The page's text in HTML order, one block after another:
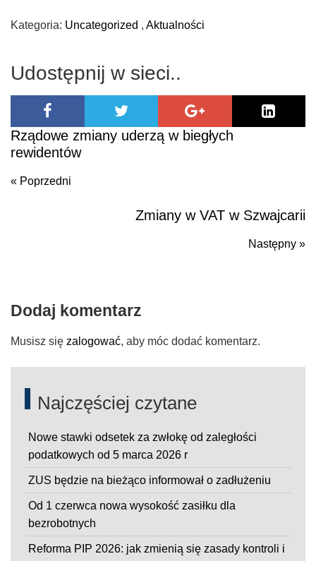
Kategoria: Uncategorized , Aktualności
Udostępnij w sieci..
Rządowe zmiany uderzą w biegłych
rewidentów
« Poprzedni
Zmiany w VAT w Szwajcarii
Następny »
Dodaj komentarz
Musisz się zalogować, aby móc dodać komentarz.
Najczęściej czytane
Nowe stawki odsetek za zwłokę od zaległości
podatkowych od 5 marca 2026 r
ZUS będzie na bieżąco informował o zadłużeniu
Od 1 czerwca nowa wysokość zasiłku dla
bezrobotnych
Reforma PIP 2026: jak zmienią się zasady kontroli i